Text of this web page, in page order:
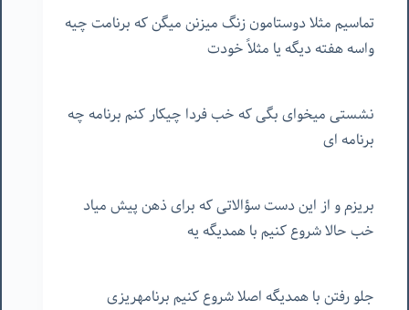
تماسیم مثلا دوستامون زنگ میزنن میگن که برنامت چیه
واسه هفته دیگه یا مثلاً خودت
نشستی میخوای بگی که خب فردا چیکار کنم برنامه چه
برنامه ای
بریزم و از این دست سؤالاتی که برای ذهن پیش میاد
خب حالا شروع کنیم با همدیگه یه
جلو رفتن با همدیگه اصلا شروع کنیم برنامهریزی